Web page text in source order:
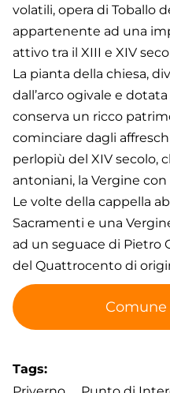
volatili, opera di Toballo
appartenente ad una
attivo tra il XIII e XIV
La pianta della chiesa,
dall’arco ogivale e
conserva un ricco
cominciare dagli
perlopiù del XIV secolo,
antoniani, la Vergine
Le volte della cappella
Sacramenti e una
ad un seguace di Pietro
del Quattrocento di
Tags